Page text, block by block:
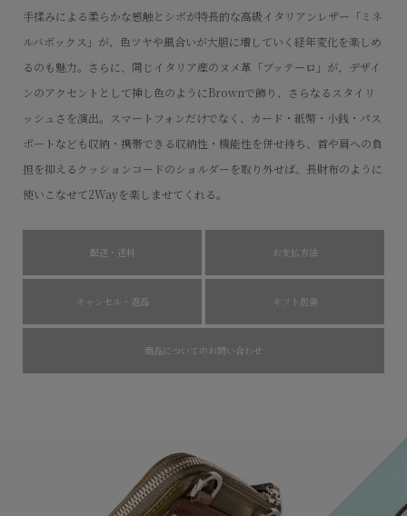
手揉みによる柔らかな感触とシボが特長的な高級イタリアンレザー「ミネ
ルバボックス」が、色ツヤや風合いが大胆に増していく経年変化を楽しめ
るのも魅力。さらに、同じイタリア産のヌメ革「ブッテーロ」が、デザイ
ンのアクセントとして挿し色のようにBrownで飾り、さらなるスタイリ
ッシュさを演出。スマートフォンだけでなく、カード・紙幣・小銭・パス
ポートなども収納・携帯できる収納性・機能性を併せ持ち、首や肩への負
担を抑えるクッションコードのショルダーを取り外せば、長財布のように
使いこなせて2Wayを楽しませてくれる。
配送・送料 お支払方法
キャンセル・返品 ギフト包装
商品についてのお問い合わせ